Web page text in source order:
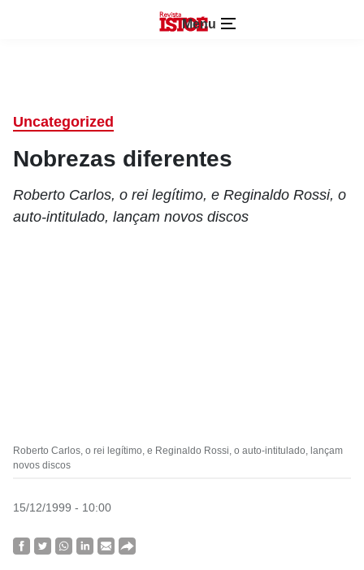
Menu
Uncategorized
Nobrezas diferentes
Roberto Carlos, o rei legítimo, e Reginaldo Rossi, o
auto-intitulado, lançam novos discos
Roberto Carlos, o rei legítimo, e Reginaldo Rossi, o auto-intitulado, lançam
novos discos
15/12/1999 - 10:00